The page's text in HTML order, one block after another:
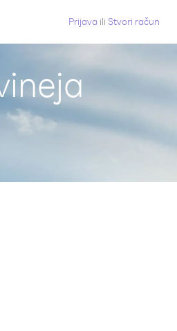
Prijava ili Stvori račun